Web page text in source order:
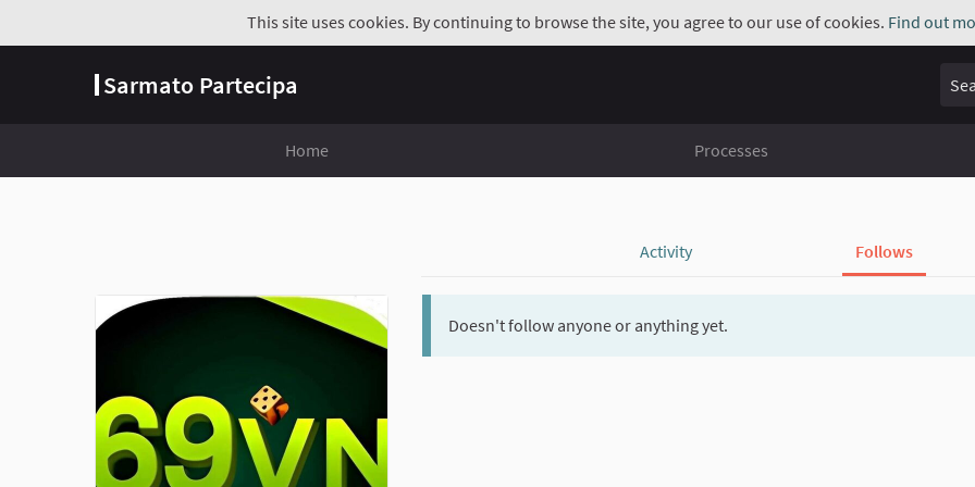
This site uses cookies. By continuing to browse the site, you agree to our use of cookies. Find out
Sarmato Partecipa Search
Home Processes
Activity Follows
Doesn't follow anyone or anything yet.